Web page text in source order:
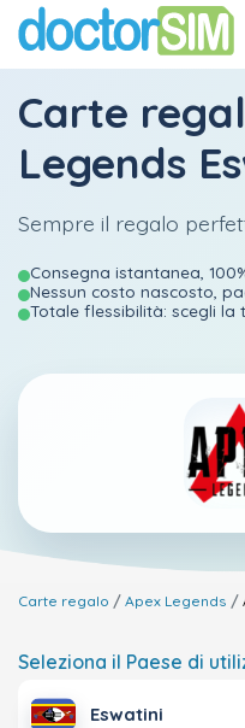
Carte
Legends
Sempre il regalo
Consegna istantanea,
Nessun costo nascosto,
Totale flessibilità: scegli
Carte regalo Apex Legends
Seleziona il Paese di
Eswatini